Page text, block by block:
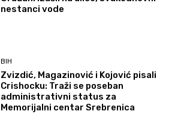
nestanci vode
BIH
Zvizdić, Magazinović i Kojović pisali
Crishocku: Traži se poseban
administrativni status za
Memorijalni centar Srebrenica